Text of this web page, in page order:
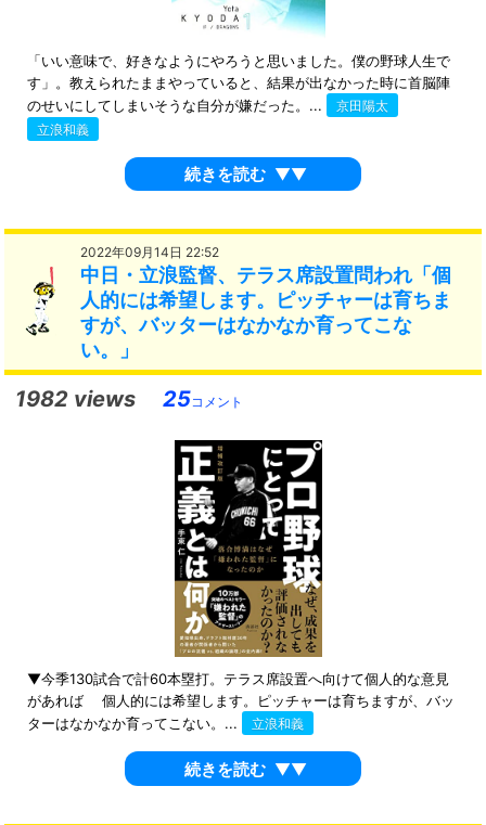
「いい意味で、好きなようにやろうと思いました。僕の野球人生で
す」。教えられたままやっていると、結果が出なかった時に首脳陣
のせいにしてしまいそうな自分が嫌だった。...
京田陽太
立浪和義
続きを読む ▼▼
2022年09月14日 22:52
中日・立浪監督、テラス席設置問われ「個
人的には希望します。ピッチャーは育ちま
すが、バッターはなかなか育ってこな
い。」
1982 views 25コメント
▼今季130試合で計60本塁打。テラス席設置へ向けて個人的な意見
があれば 個人的には希望します。ピッチャーは育ちますが、バッ
ターはなかなか育ってこない。...
立浪和義
続きを読む ▼▼